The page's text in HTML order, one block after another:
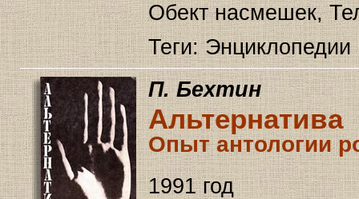
Обект насмешек,
Теги: Энциклопедии
П. Бехтин
Альтернатива
Опыт антологии
1991 год